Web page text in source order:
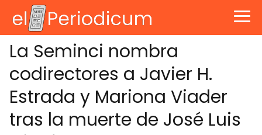
La Seminci nombra
codirectores a Javier H.
Estrada y Mariona Viader
tras la muerte de José Luis